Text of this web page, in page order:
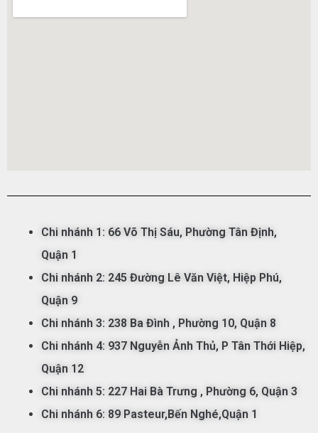
Chi nhánh 1: 66 Võ Thị Sáu, Phường Tân Định,
Quận 1
Chi nhánh 2: 245 Đường Lê Văn Việt, Hiệp Phú,
Quận 9
Chi nhánh 3: 238 Ba Đình , Phường 10, Quận 8
Chi nhánh 4: 937 Nguyễn Ảnh Thủ, P Tân Thới Hiệp,
Quận 12
Chi nhánh 5: 227 Hai Bà Trưng , Phường 6, Quận 3
Chi nhánh 6: 89 Pasteur,Bến Nghé,Quận 1